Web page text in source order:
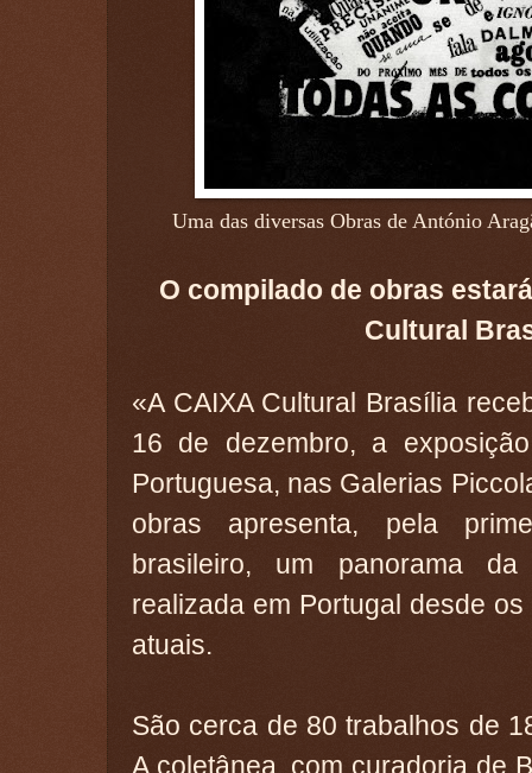
Uma das diversas Obras de António
O compilado de obras
Cultural
«A CAIXA Cultural Brasília
16 de dezembro, a
Portuguesa, nas Galerias
obras apresenta, pela
brasileiro, um panorama da
realizada em Portugal desde
atuais.
São cerca de 80 trabalhos de
A coletânea, com curadoria de